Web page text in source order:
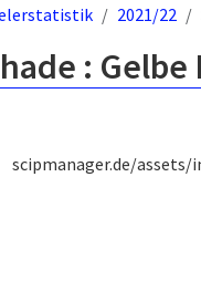
2021/22
:
scipmanager.de/assets/